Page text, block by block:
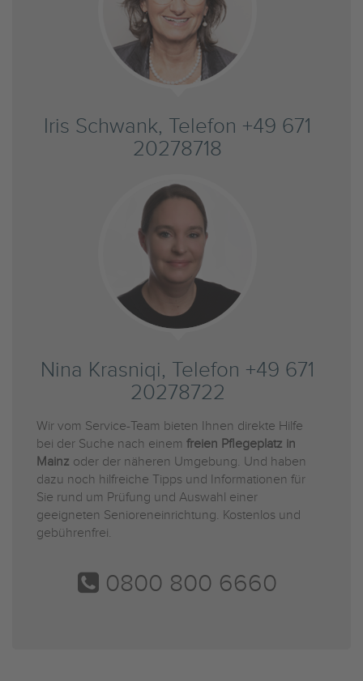
Iris Schwank, Telefon +49 671
20278718
Nina Krasniqi, Telefon +49 671
20278722
Wir vom Service-Team bieten Ihnen direkte Hilfe
bei der Suche nach einem freien Pflegeplatz in
Mainz oder der näheren Umgebung. Und haben
dazu noch hilfreiche Tipps und Informationen für
Sie rund um Prüfung und Auswahl einer
geeigneten Senioreneinrichtung. Kostenlos und
gebührenfrei.
0800 800 6660